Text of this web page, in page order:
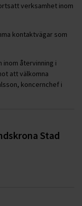
verksamhet inom
kontaktvägar som
inom återvinning i
att välkomna
koncernchef i
Stad